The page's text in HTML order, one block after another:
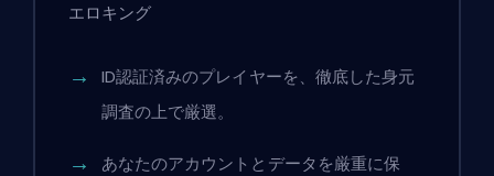
エロキング
ID認証済みのプレイヤーを、徹底した身元
調査の上で厳選。
あなたのアカウントとデータを厳重に保